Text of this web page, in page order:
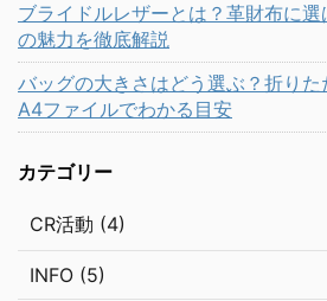
ブライドルレザーとは？革財布に
の魅力を徹底解説
バッグの大きさはどう選ぶ？折りた
A4ファイルでわかる目安
カテゴリー
CR活動 (4)
INFO (5)